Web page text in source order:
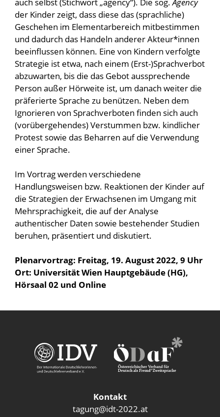
der Kinder zeigt, dass diese das (sprachliche)
Geschehen im Elementarbereich mitbestimmen
und dadurch das Handeln anderer Akteur*innen
beeinflussen können. Eine von Kindern verfolgte
Strategie ist etwa, nach einem (Erst-)Sprachverbot
abzuwarten, bis die das Gebot aussprechende
Person außer Hörweite ist, um danach weiter die
präferierte Sprache zu benützen. Neben dem
Ignorieren von Sprachverboten finden sich auch
(vorübergehendes) Verstummen bzw. kindlicher
Protest sowie das Beharren auf die Verwendung
einer Sprache.
Im Vortrag werden verschiedene
Handlungsweisen bzw. Reaktionen der Kinder auf
die Strategien der Erwachsenen im Umgang mit
Mehrsprachigkeit, die auf der Analyse
authentischer Daten sowie bestehender Studien
beruhen, präsentiert und diskutiert.
Plenarvortrag: Freitag, 19. August 2022, 9 Uhr
Ort: Universität Wien Hauptgebäude (HG),
Hörsaal 02 und Online
Kontakt
tagung@idt-2022.at